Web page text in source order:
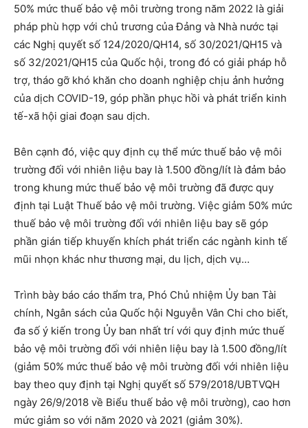
50% mức thuế bảo vệ môi trường trong năm 2022 là giải
pháp phù hợp với chủ trương của Đảng và Nhà nước tại
các Nghị quyết số 124/2020/QH14, số 30/2021/QH15 và
số 32/2021/QH15 của Quốc hội, trong đó có giải pháp hỗ
trợ, tháo gỡ khó khăn cho doanh nghiệp chịu ảnh hưởng
của dịch COVID-19, góp phần phục hồi và phát triển kinh
tế-xã hội giai đoạn sau dịch.
Bên cạnh đó, việc quy định cụ thể mức thuế bảo vệ môi
trường đối với nhiên liệu bay là 1.500 đồng/lít là đảm bảo
trong khung mức thuế bảo vệ môi trường đã được quy
định tại Luật Thuế bảo vệ môi trường. Việc giảm 50% mức
thuế bảo vệ môi trường đối với nhiên liệu bay sẽ góp
phần gián tiếp khuyến khích phát triển các ngành kinh tế
mũi nhọn khác như thương mại, du lịch, dịch vụ…
Trình bày báo cáo thẩm tra, Phó Chủ nhiệm Ủy ban Tài
chính, Ngân sách của Quốc hội Nguyễn Vân Chi cho biết,
đa số ý kiến trong Ủy ban nhất trí với quy định mức thuế
bảo vệ môi trường đối với nhiên liệu bay là 1.500 đồng/lít
(giảm 50% mức thuế bảo vệ môi trường đối với nhiên liệu
bay theo quy định tại Nghị quyết số 579/2018/UBTVQH
ngày 26/9/2018 về Biểu thuế bảo vệ môi trường), cao hơn
mức giảm so với năm 2020 và 2021 (giảm 30%).